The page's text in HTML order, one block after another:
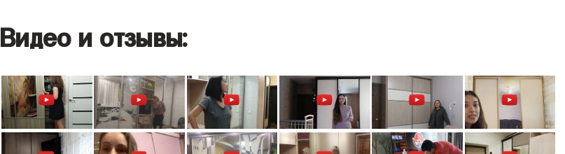
Видео и отзывы: